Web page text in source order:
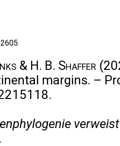
& H. B. Shaffer
margins. –